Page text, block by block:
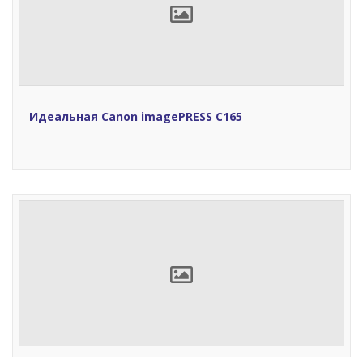
Идеальная Сanon imagePRESS C165